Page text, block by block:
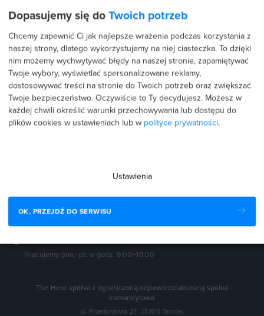
Więcej na temat: ChatGPT
ChatGPT to zaawansowany model językowy oparty na
sztucznej inteligencji, stworzony przez firmę OpenAI.
Umożliwia generowanie naturalnie brzmiących tekstów,
odpowiadając na różnorodne pytania, tworząc treści, a
także pomagając w automatyzacji procesów
komunikacyjnych. ChatGPT jest szeroko wykorzystywany w
Pracujemy pon.–pt. w godz. 9:00–16:00
The Hero spółka z ograniczoną odpowiedzialnością spółka
komandytowa
ul. Przemysłowa 27, 33-100 Tarnów
Dopasujemy się do Twoich potrzeb
Chcemy zapewnić Ci jak najlepsze wrażenia podczas korzystania z
naszej strony, dlatego wykorzystujemy na niej ciasteczka. To dzięki
nim możemy wychwytywać błędy na naszej stronie, zapamiętywać
Twoje wybory, wyświetlać spersonalizowane reklamy,
dostosowywać treści na stronie do Twoich potrzeb oraz zwiększać
Twoje bezpieczeństwo. Oczywiście to Ty decydujesz. Możesz w
każdej chwili określić warunki przechowywania lub dostępu do
plików cookies w ustawieniach lub w polityce prywatności.
Ustawienia
OK, PRZEJDŹ DO SERWISU